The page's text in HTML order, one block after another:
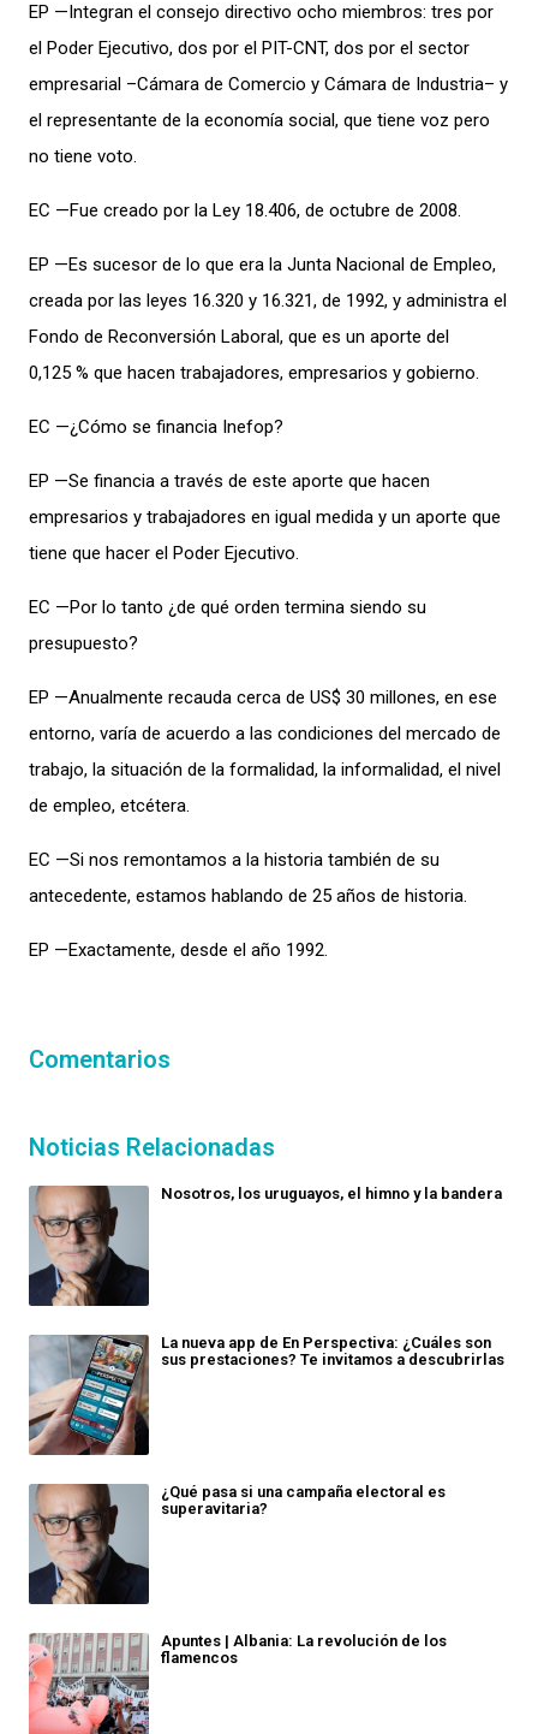
EP —Integran el consejo directivo ocho miembros: tres por
el Poder Ejecutivo, dos por el PIT-CNT, dos por el sector
empresarial –Cámara de Comercio y Cámara de Industria– y
el representante de la economía social, que tiene voz pero
no tiene voto.
EC —Fue creado por la Ley 18.406, de octubre de 2008.
EP —Es sucesor de lo que era la Junta Nacional de Empleo,
creada por las leyes 16.320 y 16.321, de 1992, y administra el
Fondo de Reconversión Laboral, que es un aporte del
0,125 % que hacen trabajadores, empresarios y gobierno.
EC —¿Cómo se financia Inefop?
EP —Se financia a través de este aporte que hacen
empresarios y trabajadores en igual medida y un aporte que
tiene que hacer el Poder Ejecutivo.
EC —Por lo tanto ¿de qué orden termina siendo su
presupuesto?
EP —Anualmente recauda cerca de US$ 30 millones, en ese
entorno, varía de acuerdo a las condiciones del mercado de
trabajo, la situación de la formalidad, la informalidad, el nivel
de empleo, etcétera.
EC —Si nos remontamos a la historia también de su
antecedente, estamos hablando de 25 años de historia.
EP —Exactamente, desde el año 1992.
Comentarios
Noticias Relacionadas
Nosotros, los uruguayos, el himno y la bandera
La nueva app de En Perspectiva: ¿Cuáles son
sus prestaciones? Te invitamos a descubrirlas
¿Qué pasa si una campaña electoral es
superavitaria?
Apuntes | Albania: La revolución de los
flamencos